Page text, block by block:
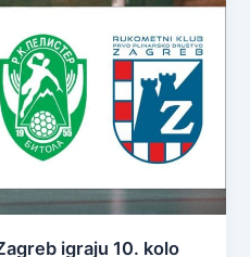
igraju 10. kolo